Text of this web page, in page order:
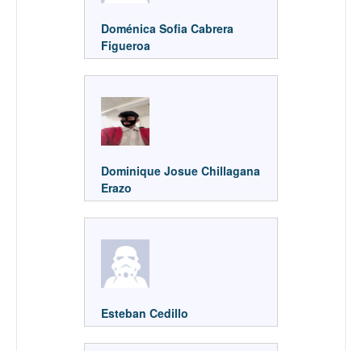
Doménica Sofia Cabrera
Figueroa
Dominique Josue Chillagana
Erazo
Esteban Cedillo